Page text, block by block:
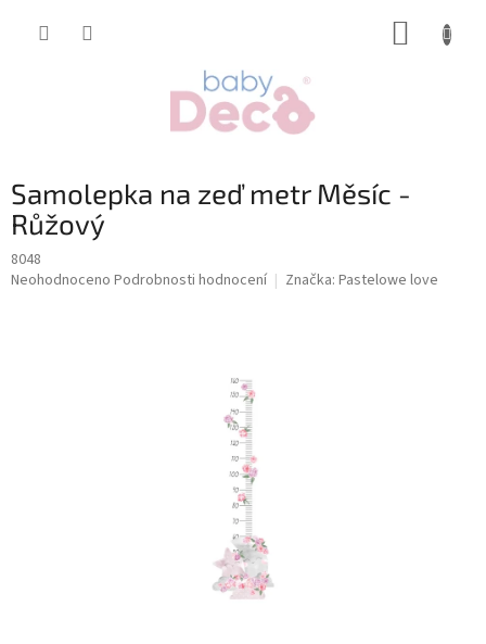
Samolepka na zeď metr Měsíc -
Růžový
8048
Průměrné
Neohodnoceno Podrobnosti hodnocení Značka: Pastelowe love